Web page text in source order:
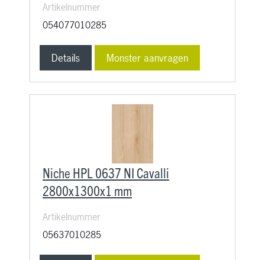
Artikelnummer
054077010285
Details Monster aanvragen
Niche HPL 0637 NI Cavalli
2800x1300x1 mm
Artikelnummer
05637010285